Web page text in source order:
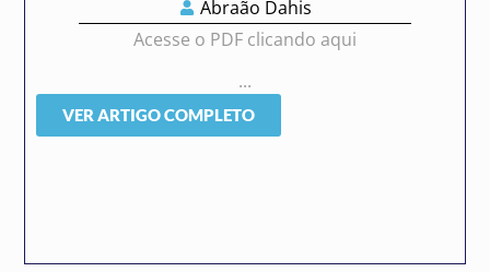
Abraão Dahis
Acesse o PDF clicando aqui
...
VER ARTIGO COMPLETO